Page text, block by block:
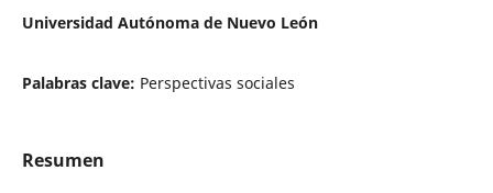
Universidad Autónoma de Nuevo León
Palabras clave: Perspectivas sociales
Resumen